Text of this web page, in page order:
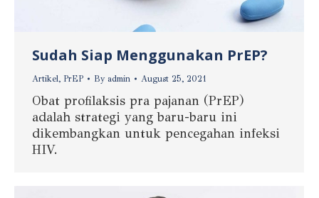
Sudah Siap Menggunakan PrEP?
Artikel, PrEP By admin August 25, 2021
Obat profilaksis pra pajanan (PrEP)
adalah strategi yang baru-baru ini
dikembangkan untuk pencegahan infeksi
HIV.